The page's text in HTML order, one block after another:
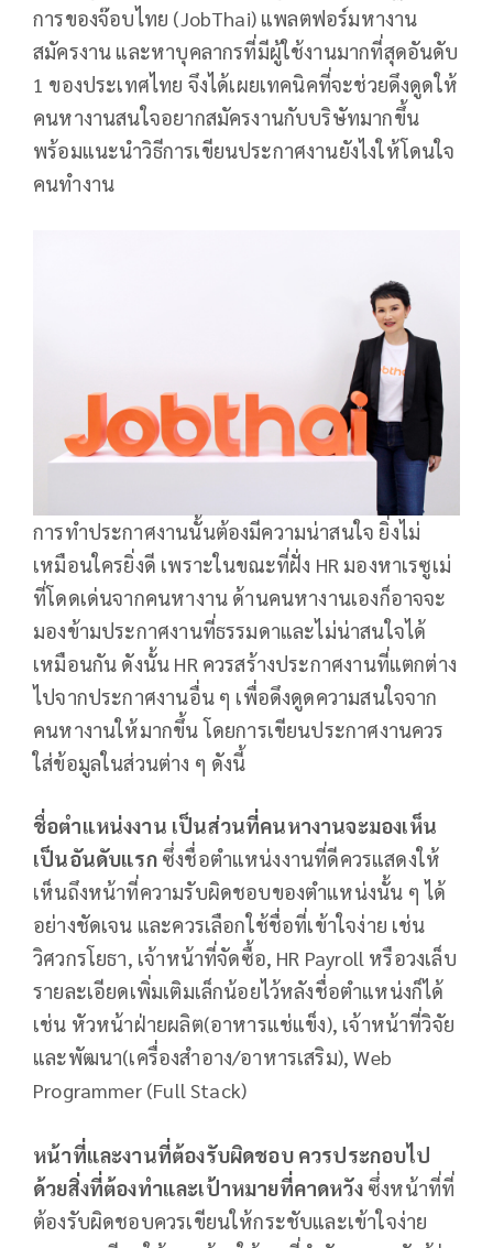
การของจ๊อบไทย (JobThai) แพลตฟอร์มหางาน
สมัครงาน และหาบุคลากรที่มีผู้ใช้งานมากที่สุดอันดับ
1 ของประเทศไทย จึงได้เผยเทคนิคที่จะช่วยดึงดูดให้
คนหางานสนใจอยากสมัครงานกับบริษัทมากขึ้น
พร้อมแนะนำวิธีการเขียนประกาศงานยังไงให้โดนใจ
คนทำงาน
การทำประกาศงานนั้นต้องมีความน่าสนใจ ยิ่งไม่
เหมือนใครยิ่งดี เพราะในขณะที่ฝั่ง HR มองหาเรซูเม่
ที่โดดเด่นจากคนหางาน ด้านคนหางานเองก็อาจจะ
มองข้ามประกาศงานที่ธรรมดาและไม่น่าสนใจได้
เหมือนกัน ดังนั้น HR ควรสร้างประกาศงานที่แตกต่าง
ไปจากประกาศงานอื่น ๆ เพื่อดึงดูดความสนใจจาก
คนหางานให้มากขึ้น โดยการเขียนประกาศงานควร
ใส่ข้อมูลในส่วนต่าง ๆ ดังนี้
ชื่อตำแหน่งงาน เป็นส่วนที่คนหางานจะมองเห็น
เป็นอันดับแรกซึ่งชื่อตำแหน่งงานที่ดีควรแสดงให้
เห็นถึงหน้าที่ความรับผิดชอบของตำแหน่งนั้น ๆ ได้
อย่างชัดเจน และควรเลือกใช้ชื่อที่เข้าใจง่าย เช่น
วิศวกรโยธา, เจ้าหน้าที่จัดซื้อ, HR Payroll หรือวงเล็บ
รายละเอียดเพิ่มเติมเล็กน้อยไว้หลังชื่อตำแหน่งก็ได้
เช่น หัวหน้าฝ่ายผลิต(อาหารแช่แข็ง), เจ้าหน้าที่วิจัย
และพัฒนา(เครื่องสำอาง/อาหารเสริม), Web
Programmer (Full Stack)
หน้าที่และงานที่ต้องรับผิดชอบ ควรประกอบไป
ด้วยสิ่งที่ต้องทำและเป้าหมายที่คาดหวังซึ่งหน้าที่ที่
ต้องรับผิดชอบควรเขียนให้กระชับและเข้าใจง่าย